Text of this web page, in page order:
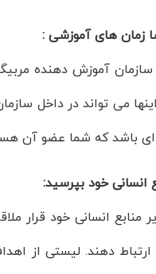
زمان های آموزشی :
آموزش دهنده
می تواند در داخل
باشد که شما عضو آن
انسانی خود بپرسید:
منابع انسانی خود قرار
دهند. لیستی از